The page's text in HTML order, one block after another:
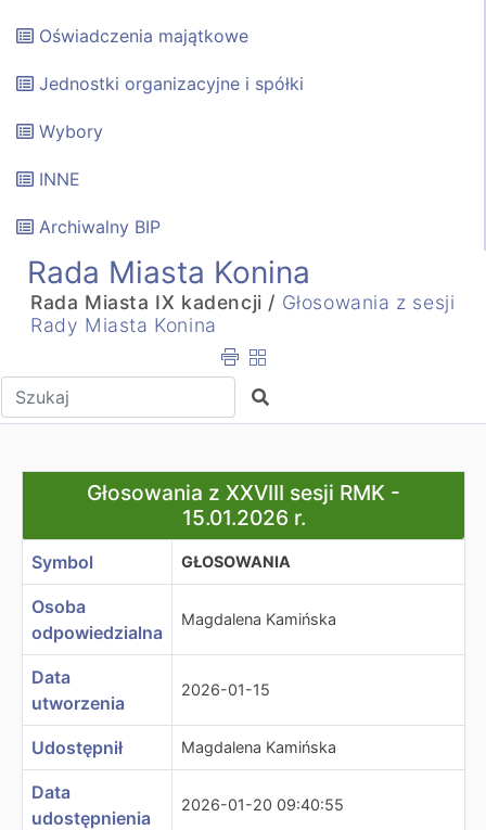
Oświadczenia majątkowe
Jednostki organizacyjne i spółki
Wybory
INNE
Archiwalny BIP
Rada Miasta Konina
Rada Miasta IX kadencji / Głosowania z sesji
Rady Miasta Konina
Wpisz tekst do wyszukania Szukaj
Głosowania z XXVIII sesji RMK - 15.01.2026 r.
Głosowania z XXVIII sesji RMK -
15.01.2026 r.
Symbol GŁOSOWANIA
Osoba
odpowiedzialna
Magdalena Kamińska
Data
utworzenia
2026-01-15
Udostępnił Magdalena Kamińska
Data
udostępnienia
2026-01-20 09:40:55